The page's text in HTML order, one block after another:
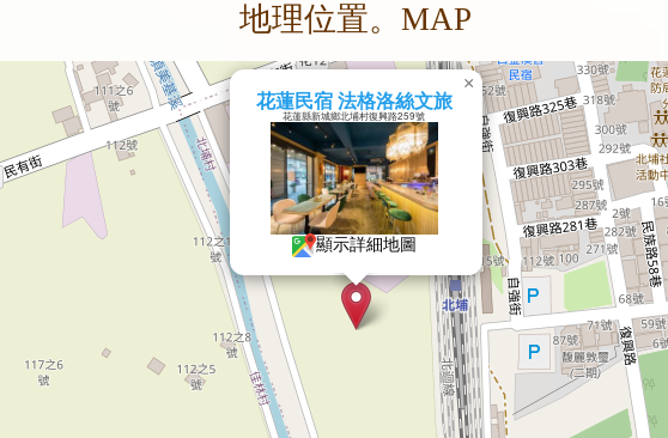
地理位置。MAP
花蓮民宿 法格洛絲文旅
花蓮縣新城鄉北埔村復興路259號
顯示詳細地圖
×